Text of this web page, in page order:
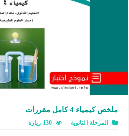
ملخص كيمياء 4 كامل مقررات
المرحلة الثانوية 130 زيارة